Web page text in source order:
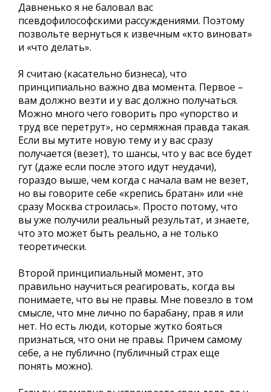
Давненько я не баловал вас
псевдофилософскими рассуждениями. Поэтому
позвольте вернуться к извечным «кто виноват»
и «что делать».
Я считаю (касательно бизнеса), что
принципиально важно два момента. Первое –
вам должно везти и у вас должно получаться.
Можно много чего говорить про «упорство и
труд все перетрут», но сермяжная правда такая.
Если вы мутите новую тему и у вас сразу
получается (везет), то шансы, что у вас все будет
гут (даже если после этого идут неудачи),
гораздо выше, чем когда с начала вам не везет,
но вы говорите себе «крепись братан» или «не
сразу Москва строилась». Просто потому, что
вы уже получили реальный результат, и знаете,
что это может быть реально, а не только
теоретически.
Второй принципиальный момент, это
правильно научиться реагировать, когда вы
понимаете, что вы не правы. Мне повезло в том
смысле, что мне лично по барабану, прав я или
нет. Но есть люди, которые жутко бояться
признаться, что они не правы. Причем самому
себе, а не публично (публичный страх еще
понять можно).